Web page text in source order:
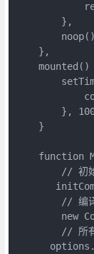
        },
    },
mounted()
},
    }
function
// 初
// 编
new
// 所